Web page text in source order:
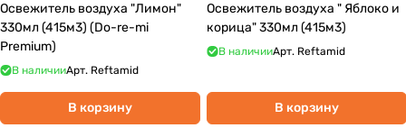
Освежитель воздуха "Лимон"
330мл (415м3) (Do-re-mi
Premium)
В наличииАрт. Reftamid
В корзину
Освежитель воздуха " Яблоко и
корица" 330мл (415м3)
В наличииАрт. Reftamid
В корзину